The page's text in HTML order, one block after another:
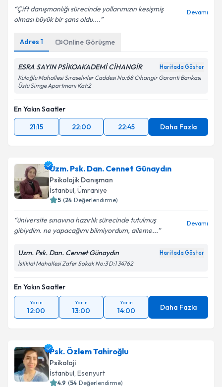
Çift danışmanlığı sürecinde yollarımızın kesişmiş
olması büyük bir şans oldu....
Devamı
Adres 1 Online Görüşme
ESRA SAYIN PSİKOAKADEMİ CİHANGİR Haritada Göster
Kuloğlu Mahallesi Sıraselviler Caddesi No:68 Cihangir Garanti Bankası
Üstü Simge Apartmanı Kat:2
En Yakın Saatler
21:15
22:00 22:45 Daha Fazla
Uzm. Psk. Dan. Cennet Günaydın
Psikolojik Danışman
İstanbul, Ümraniye
5 (24 Değerlendirme)
üniversite sınavına hazırlık sürecinde tutulmuş
gibiydim. ne yapacağımı bilmiyordum, aileme...
Devamı
Uzm. Psk. Dan. Cennet Günaydın Haritada Göster
İstiklal Mahallesi Zafer Sokak No:3 D:1 34762
En Yakın Saatler
Yarın
12:00
Yarın
13:00
Yarın
14:00 Daha Fazla
Psk. Özlem Tahiroğlu
Psikoloji
İstanbul, Esenyurt
4.9 (54 Değerlendirme)